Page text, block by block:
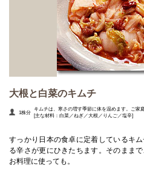
大根と白菜のキムチ
1株分
キムチは、寒さの増す季節に体を温めます。ご家
[主な材料：白菜／ねぎ／大根／りんご／塩辛]
すっかり日本の食卓に定着しているキ
る辛さが更にひきたちます。そのまま
お料理に使っても。